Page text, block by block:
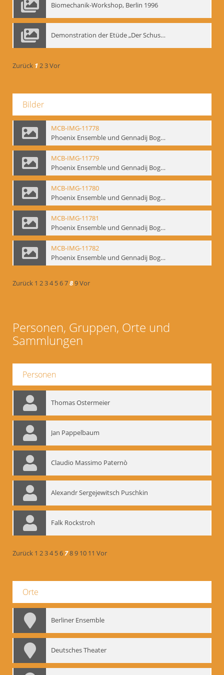
Biomechanik-Workshop, Berlin 1996
Demonstration der Etüde „Der Schuss mit dem Bogen“ durch Gennadij Nikolajewitsch Bogdanow, Berlin 1991
Zurück 123Vor
Bilder
MCB-IMG-11778
Phoenix Ensemble und Gennadij Bogdanow; BM-img-105-4
MCB-IMG-11779
Phoenix Ensemble und Gennadij Bogdanow; BM-img-105-5
MCB-IMG-11780
Phoenix Ensemble und Gennadij Bogdanow; BM-img-105-6
MCB-IMG-11781
Phoenix Ensemble und Gennadij Bogdanow; BM-img-105-7
MCB-IMG-11782
Phoenix Ensemble und Gennadij Bogdanow; BM-img-105-8
Zurück 1 234 56789Vor
Personen, Gruppen, Orte und
Sammlungen
Personen
Thomas Ostermeier
Jan Pappelbaum
Claudio Massimo Paternò
Alexandr Sergejewitsch Puschkin
Falk Rockstroh
Zurück 1 234 56789 10 11 Vor
Orte
Berliner Ensemble
Deutsches Theater